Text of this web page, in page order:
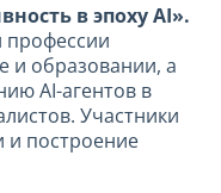
в эпоху AI».
и образовании, а
AI-агентов в
Участники
и построение